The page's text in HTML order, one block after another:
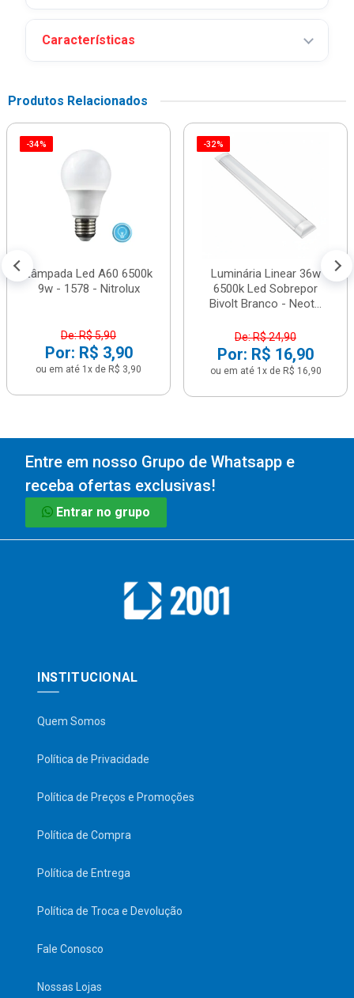
Características
Produtos Relacionados
-34%
Lâmpada Led A60 6500k
9w - 1578 - Nitrolux
De: R$ 5,90
Por: R$ 3,90
ou em até 1x de R$ 3,90
-32%
Luminária Linear 36w
6500k Led Sobrepor
Bivolt Branco - Neot...
De: R$ 24,90
Por: R$ 16,90
ou em até 1x de R$ 16,90
Entre em nosso Grupo de Whatsapp e
receba ofertas exclusivas!
Entrar no grupo
INSTITUCIONAL
Quem Somos
Política de Privacidade
Política de Preços e Promoções
Política de Compra
Política de Entrega
Política de Troca e Devolução
Fale Conosco
Nossas Lojas